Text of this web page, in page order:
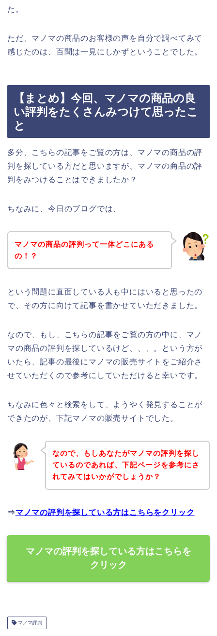
た。
ただ、マノマの商品のお客様の声を自分で調べてみて
感じたのは、百聞は一見にしかずということでした。
【まとめ】今回、マノマの商品の良
い評判をたくさんみつけて思ったこ
と
多分、こちらの記事をご覧の方は、マノマの商品の評
判を探している方だと思いますが、マノマの商品の評
判をみつけることはできましたか？
ちなみに、今日のブログでは、
マノマの商品の評判って一体どこにある
の！？
という問題に直面している人も中にはいると思ったの
で、その方に向けて記事を書かせていただきました。
なので、もし、こちらの記事をご覧の方の中に、マノ
マの商品の評判を探しているけど、、、。という方が
いたら、記事の最後にマノマの販売サイトをご紹介さ
せていただくので参考にしていただけると幸いです。
ちなみに色々と検索をして、ようやく発見することが
できたのが、下記マノマの販売サイトでした。
なので、もしあなたがマノマの評判を探し
ているのであれば、下記ページを参考にさ
れてみてはいかがでしょうか？
⇒マノマの評判を探している方はこちらをクリック
マノマの評判を探している方はこちらを
クリック
マノマ評判